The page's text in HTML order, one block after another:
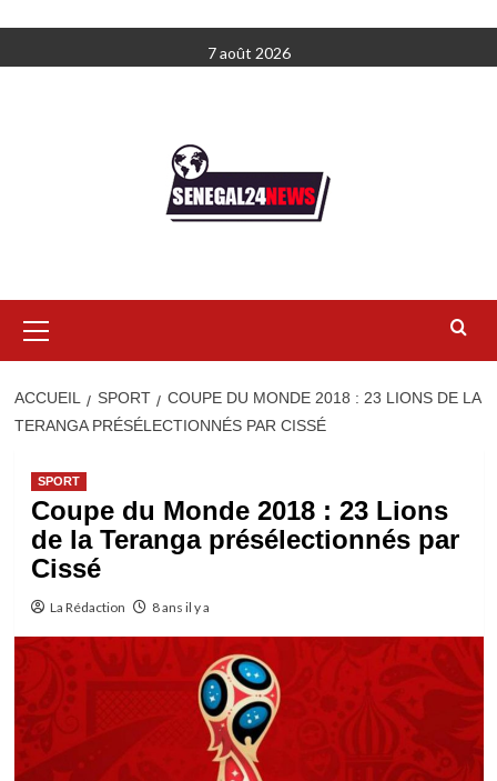
au
7 août 2026
principal
ACCUEIL SPORT
COUPE DU MONDE 2018 : 23 LIONS DE LA
TERANGA PRÉSÉLECTIONNÉS PAR CISSÉ
SPORT
Coupe du Monde 2018 : 23 Lions
de la Teranga présélectionnés par
Cissé
La Rédaction 8 ans il y a